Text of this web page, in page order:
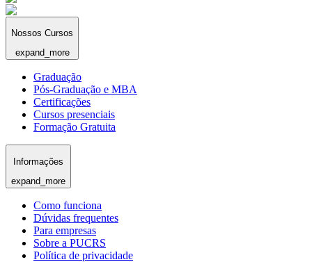
Nossos Cursos
expand_more
Graduação
Pós-Graduação e MBA
Certificações
Cursos presenciais
Formação Gratuita
Informações
expand_more
Como funciona
Dúvidas frequentes
Para empresas
Sobre a PUCRS
Política de privacidade